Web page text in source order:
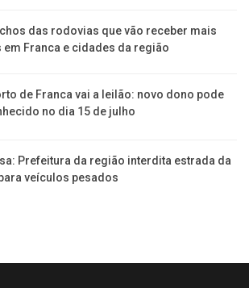
das rodovias que vão receber mais
em Franca e cidades da região
de Franca vai a leilão: novo dono pode
no dia 15 de julho
Prefeitura da região interdita estrada da
veículos pesados